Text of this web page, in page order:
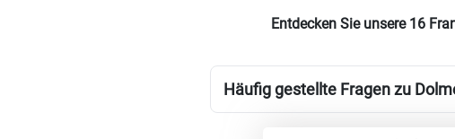
Entdecken Sie unsere 16
Häufig gestellte Fragen zu